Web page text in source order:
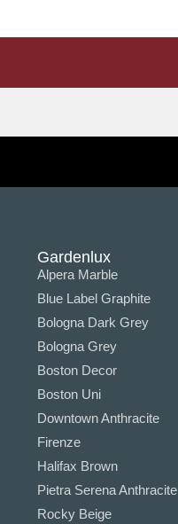
Gardenlux
Alpera Marble
Blue Label Graphite
Bologna Dark Grey
Bologna Grey
Boston Decor
Boston Uni
Downtown Anthracite
Firenze
Halifax Brown
Pietra Serena Anthracite
Rocky Beige